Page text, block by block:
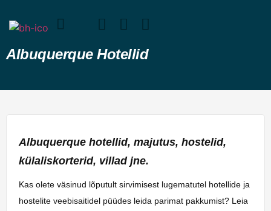
Albuquerque Hotellid
Albuquerque hotellid, majutus, hostelid,
külaliskorterid, villad jne.
Kas olete väsinud lõputult sirvimisest lugematutel hotellide ja
hostelite veebisaitidel püüdes leida parimat pakkumist? Leia